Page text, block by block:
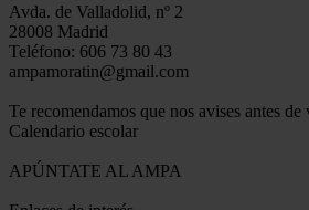
Avda. de Valladolid, nº 2
28008 Madrid
Teléfono: 606 73 80 43
ampamoratin@gmail.com
Te recomendamos que nos avises antes
Calendario escolar
APÚNTATE AL AMPA